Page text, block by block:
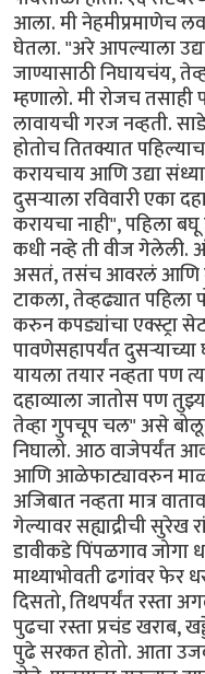
आला. मी नेहमीप्रमाणेच
घेतला. "अरे आपल्याला
जाण्यासाठी निघायचंय,
म्हणालो. मी रोजच
लावायची गरज नव्हती.
होतोच तितक्यात
करायचाय आणि उद्या
दुसर्‍याला रविवारी एका
करायचा नाही", पहिला
कधी नव्हे ती वीज
असतं, तसंच आवरलं आणि
टाकला, तेव्हढ्यात पहिला
करुन कपड्यांचा एक्स्ट्रा
पावणेसहापर्यंत
यायला तयार नव्हता पण
दहाव्याला जातोस पण
तेव्हा गुपचूप चल" असे
निघालो. आठ वाजेपर्यंत
आणि आळेफाट्यावरुन
अजिबात नव्हता मात्र
गेल्यावर सह्याद्रीची
डावीकडे पिंपळगाव जोगा
माथ्याभोवती ढगांवर फेर
दिसतो, तिथपर्यंत रस्ता
पुढचा रस्ता प्रचंड खराब,
पुढे सरकत होतो. आता